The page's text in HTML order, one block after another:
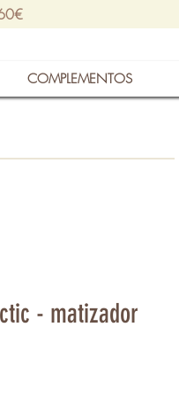
COMPLEMENTOS
- matizador